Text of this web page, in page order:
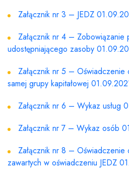
Załącznik nr 3 – JEDZ
Załącznik nr 4 – Zobowiązanie
udostępniającego zasoby
Załącznik nr 5 – Oświadczenie
samej grupy kapitałowej
Załącznik nr 6 – Wykaz usług
Załącznik nr 7 – Wykaz osób
Załącznik nr 8 – Oświadczenie
zawartych w oświadczeniu JEDZ